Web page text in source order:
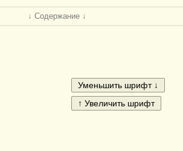
↓ Содержание ↓